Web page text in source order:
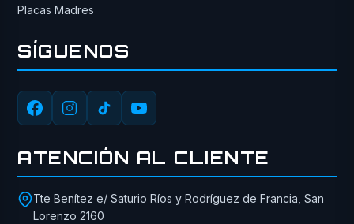
Placas Madres
SÍGUENOS
ATENCIÓN AL CLIENTE
Tte Benítez e/ Saturio Ríos y Rodríguez de Francia, San
Lorenzo 2160